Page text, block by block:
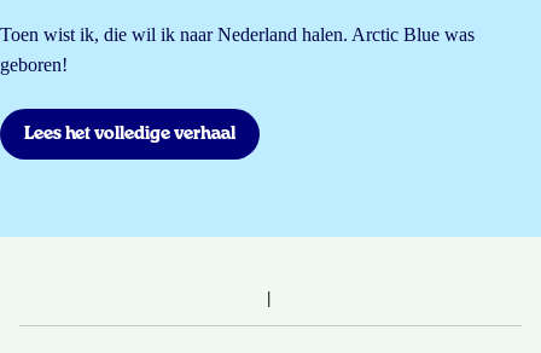
Toen wist ik, die wil ik naar Nederland halen. Arctic Blue was
geboren!
Lees het volledige verhaal